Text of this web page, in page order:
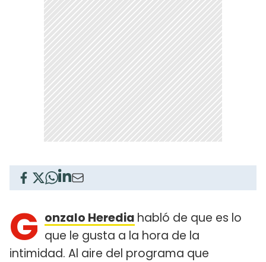
G onzalo Heredia habló de que es lo
que le gusta a la hora de la
intimidad. Al aire del programa que